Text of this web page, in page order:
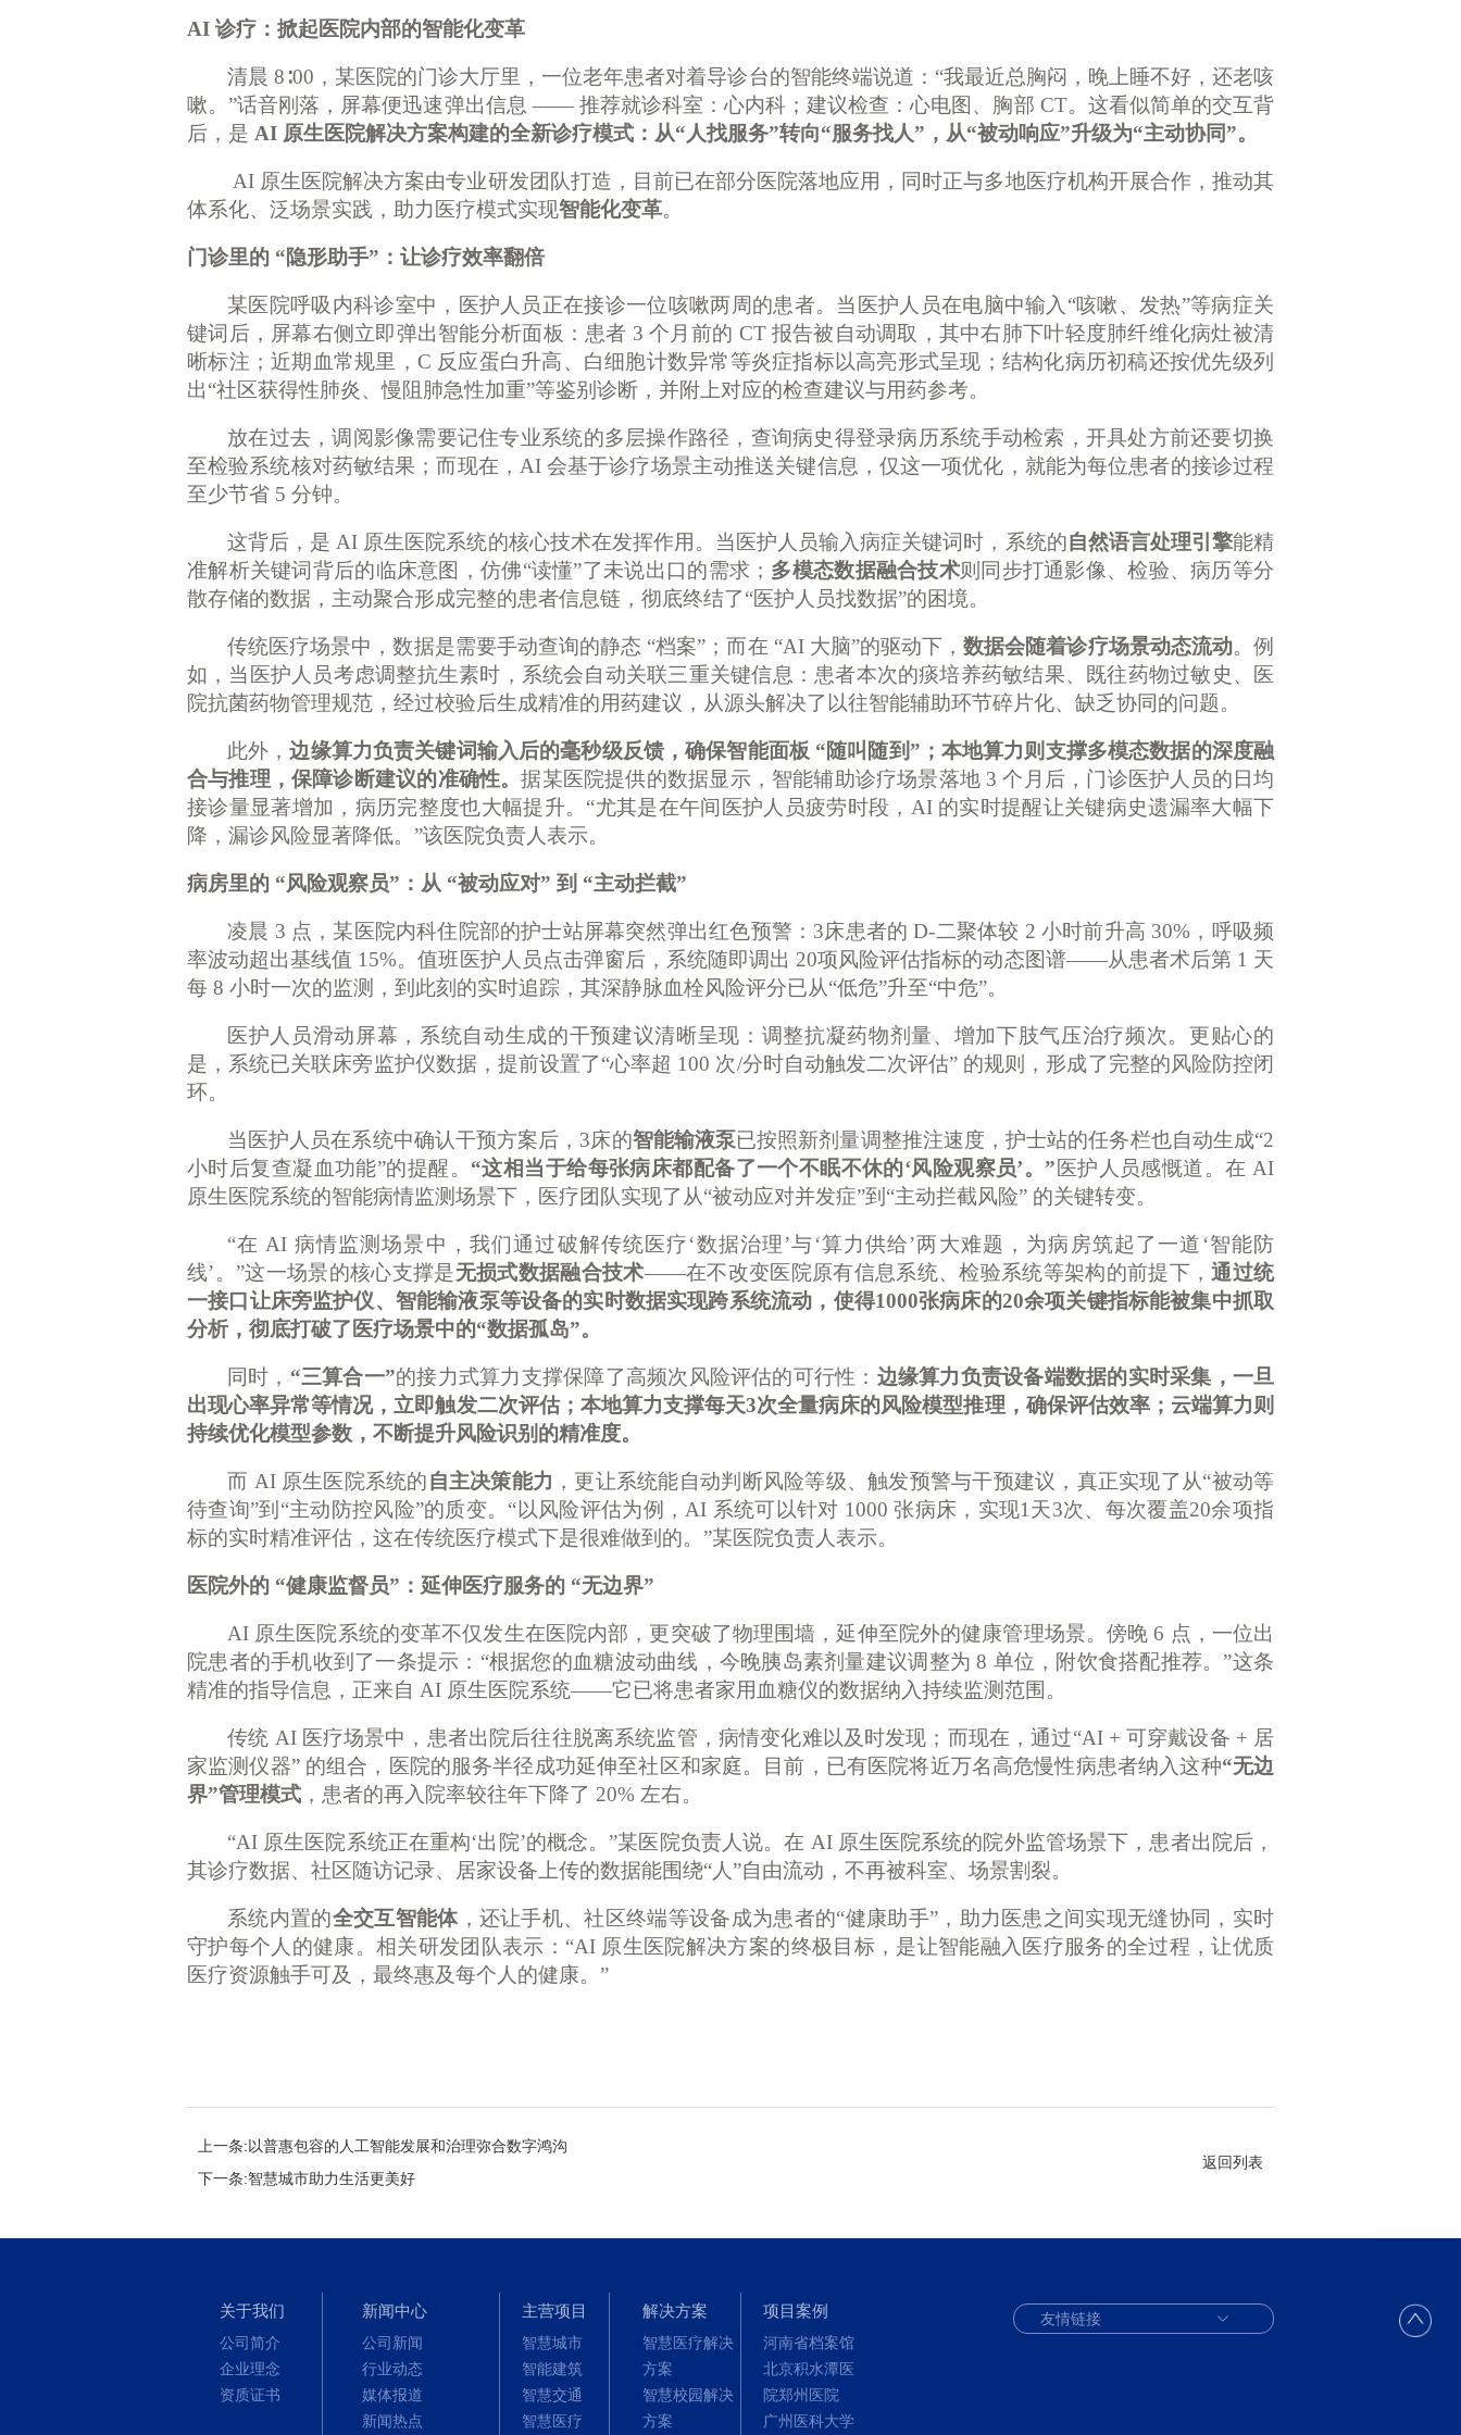
AI 诊疗：掀起医院内部的智能化变革
清晨 8∶00，某医院的门诊大厅里，一位老年患者对着导诊台的智能终端说道：“我最近总胸闷，晚上睡不好，还老咳
嗽。”话音刚落，屏幕便迅速弹出信息 —— 推荐就诊科室：心内科；建议检查：心电图、胸部 CT。这看似简单的交互背
后，是 AI 原生医院解决方案构建的全新诊疗模式：从“人找服务”转向“服务找人”，从“被动响应”升级为“主动协同”。
AI 原生医院解决方案由专业研发团队打造，目前已在部分医院落地应用，同时正与多地医疗机构开展合作，推动其
体系化、泛场景实践，助力医疗模式实现智能化变革。
门诊里的 “隐形助手”：让诊疗效率翻倍
某医院呼吸内科诊室中，医护人员正在接诊一位咳嗽两周的患者。当医护人员在电脑中输入 “咳嗽、发热”等病症关
键词后，屏幕右侧立即弹出智能分析面板：患者 3 个月前的 CT 报告被自动调取，其中右肺下叶轻度肺纤维化病灶被清
晰标注；近期血常规里，C 反应蛋白升高、白细胞计数异常等炎症指标以高亮形式呈现；结构化病历初稿还按优先级列
出“社区获得性肺炎、慢阻肺急性加重”等鉴别诊断，并附上对应的检查建议与用药参考。
放在过去，调阅影像需要记住专业系统的多层操作路径，查询病史得登录病历系统手动检索，开具处方前还要切换
至检验系统核对药敏结果；而现在， AI 会基于诊疗场景主动推送关键信息，仅这一项优化，就能为每位患者的接诊过程
至少节省 5 分钟。
这背后，是 AI 原生医院系统的核心技术在发挥作用。当医护人员输入病症关键词时，系统的自然语言处理引擎能精
准解析关键词背后的临床意图，仿佛“读懂”了未说出口的需求； 多模态数据融合技术则同步打通影像、检验、病历等分
散存储的数据，主动聚合形成完整的患者信息链，彻底终结了“医护人员找数据”的困境。
传统医疗场景中，数据是需要手动查询的静态 “档案”；而在 “AI 大脑”的驱动下，数据会随着诊疗场景动态流动。例
如，当医护人员考虑调整抗生素时，系统会自动关联三重关键信息：患者本次的痰培养药敏结果、既往药物过敏史、医
院抗菌药物管理规范，经过校验后生成精准的用药建议，从源头解决了以往智能辅助环节碎片化、缺乏协同的问题。
此外，边缘算力负责关键词输入后的毫秒级反馈，确保智能面板 “随叫随到”；本地算力则支撑多模态数据的深度融
合与推理，保障诊断建议的准确性。据某医院提供的数据显示，智能辅助诊疗场景落地 3 个月后，门诊医护人员的日均
接诊量显著增加，病历完整度也大幅提升。“尤其是在午间医护人员疲劳时段，AI 的实时提醒让关键病史遗漏率大幅下
降，漏诊风险显著降低。”该医院负责人表示。
病房里的 “风险观察员”：从 “被动应对” 到 “主动拦截”
凌晨 3 点，某医院内科住院部的护士站屏幕突然弹出红色预警：3床患者的 D-二聚体较 2 小时前升高 30%，呼吸频
率波动超出基线值 15%。值班医护人员点击弹窗后，系统随即调出 20项风险评估指标的动态图谱——从患者术后第 1 天
每 8 小时一次的监测，到此刻的实时追踪，其深静脉血栓风险评分已从“低危”升至“中危”。
医护人员滑动屏幕，系统自动生成的干预建议清晰呈现：调整抗凝药物剂量、增加下肢气压治疗频次。更贴心的
是，系统已关联床旁监护仪数据，提前设置了“心率超 100 次/分时自动触发二次评估” 的规则，形成了完整的风险防控闭
环。
当医护人员在系统中确认干预方案后， 3床的智能输液泵已按照新剂量调整推注速度，护士站的任务栏也自动生成“2
小时后复查凝血功能”的提醒。 “这相当于给每张病床都配备了一个不眠不休的‘风险观察员’。”医护人员感慨道。在 AI
原生医院系统的智能病情监测场景下，医疗团队实现了从“被动应对并发症”到“主动拦截风险” 的关键转变。
“在 AI 病情监测场景中，我们通过破解传统医疗‘数据治理’与‘算力供给’两大难题，为病房筑起了一道‘智能防
线’。”这一场景的核心支撑是无损式数据融合技术——在不改变医院原有信息系统、检验系统等架构的前提下，通过统
一接口让床旁监护仪、智能输液泵等设备的实时数据实现跨系统流动，使得1000张病床的20余项关键指标能被集中抓取
分析，彻底打破了医疗场景中的“数据孤岛”。
同时， “三算合一”的接力式算力支撑保障了高频次风险评估的可行性： 边缘算力负责设备端数据的实时采集，一旦
出现心率异常等情况，立即触发二次评估；本地算力支撑每天3次全量病床的风险模型推理，确保评估效率；云端算力则
持续优化模型参数，不断提升风险识别的精准度。
而 AI 原生医院系统的自主决策能力 ，更让系统能自动判断风险等级、触发预警与干预建议，真正实现了从“被动等
待查询”到“主动防控风险”的质变。“以风险评估为例，AI 系统可以针对 1000 张病床，实现1天3次、每次覆盖20余项指
标的实时精准评估，这在传统医疗模式下是很难做到的。”某医院负责人表示。
医院外的 “健康监督员”：延伸医疗服务的 “无边界”
AI 原生医院系统的变革不仅发生在医院内部，更突破了物理围墙，延伸至院外的健康管理场景。傍晚 6 点，一位出
院患者的手机收到了一条提示：“根据您的血糖波动曲线，今晚胰岛素剂量建议调整为 8 单位，附饮食搭配推荐。”这条
精准的指导信息，正来自 AI 原生医院系统——它已将患者家用血糖仪的数据纳入持续监测范围。
传统 AI 医疗场景中，患者出院后往往脱离系统监管，病情变化难以及时发现；而现在，通过“AI + 可穿戴设备 + 居
家监测仪器” 的组合，医院的服务半径成功延伸至社区和家庭。目前，已有医院将近万名高危慢性病患者纳入这种“无边
界”管理模式 ，患者的再入院率较往年下降了 20% 左右。
“AI 原生医院系统正在重构‘出院’的概念。”某医院负责人说。在 AI 原生医院系统的院外监管场景下，患者出院后，
其诊疗数据、社区随访记录、居家设备上传的数据能围绕“人”自由流动，不再被科室、场景割裂。
系统内置的全交互智能体，还让手机、社区终端等设备成为患者的“健康助手”，助力医患之间实现无缝协同，实时
守护每个人的健康。相关研发团队表示：“AI 原生医院解决方案的终极目标，是让智能融入医疗服务的全过程，让优质
医疗资源触手可及，最终惠及每个人的健康。”
上一条:以普惠包容的人工智能发展和治理弥合数字鸿沟
下一条:智慧城市助力生活更美好
返回列表
关于我们
公司简介
企业理念
资质证书
新闻中心
公司新闻
行业动态
媒体报道
新闻热点
主营项目
智慧城市
智能建筑
智慧交通
智慧医疗
解决方案
智慧医疗解决
方案
智慧校园解决
方案
项目案例
河南省档案馆
北京积水潭医
院郑州医院
广州医科大学
友情链接